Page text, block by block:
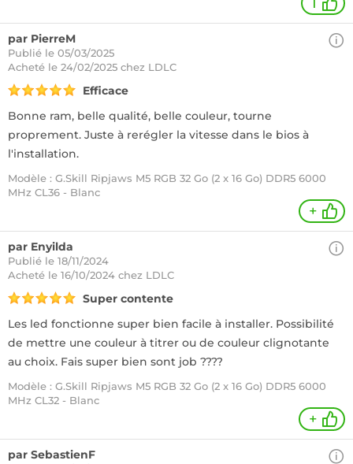
par PierreM
Publié le 05/03/2025
Acheté le 24/02/2025 chez LDLC
Efficace
Bonne ram, belle qualité, belle couleur, tourne
proprement. Juste à rerégler la vitesse dans le bios à
l'installation.
Modèle : G.Skill Ripjaws M5 RGB 32 Go (2 x 16 Go) DDR5 6000
MHz CL36 - Blanc
+
par Enyilda
Publié le 18/11/2024
Acheté le 16/10/2024 chez LDLC
Super contente
Les led fonctionne super bien facile à installer. Possibilité
de mettre une couleur à titrer ou de couleur clignotante
au choix. Fais super bien sont job ????
Modèle : G.Skill Ripjaws M5 RGB 32 Go (2 x 16 Go) DDR5 6000
MHz CL32 - Blanc
+
par SebastienF